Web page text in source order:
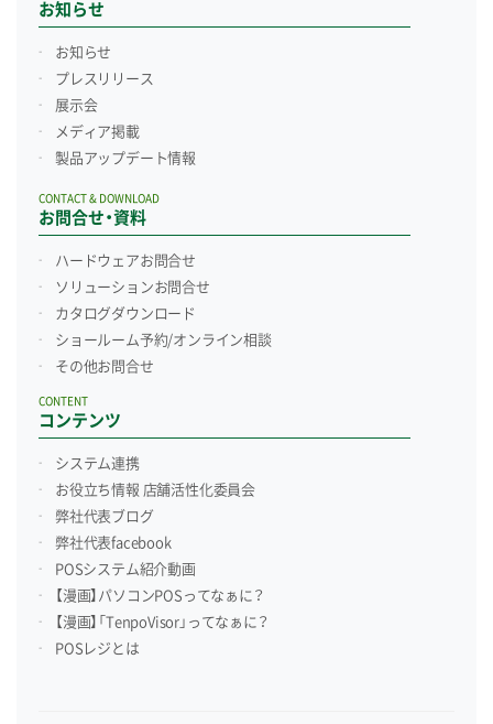
お知らせ
お知らせ
プレスリリース
展示会
メディア掲載
製品アップデート情報
お問合せ・資料
CONTACT & DOWNLOAD
ハードウェアお問合せ
ソリューションお問合せ
カタログダウンロード
ショールーム予約/オンライン相談
その他お問合せ
コンテンツ
CONTENT
システム連携
お役立ち情報 店舗活性化委員会
弊社代表ブログ
弊社代表facebook
POSシステム紹介動画
【漫画】パソコンPOSってなぁに？
【漫画】「TenpoVisor」ってなぁに？
POSレジとは